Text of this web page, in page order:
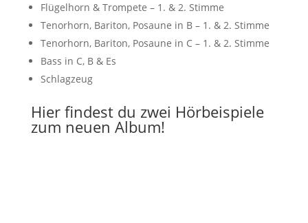
Flügelhorn & Trompete – 1. & 2. Stimme
Tenorhorn, Bariton, Posaune in B – 1. & 2. Stimme
Tenorhorn, Bariton, Posaune in C – 1. & 2. Stimme
Bass in C, B & Es
Schlagzeug
Hier findest du zwei Hörbeispiele
zum neuen Album!